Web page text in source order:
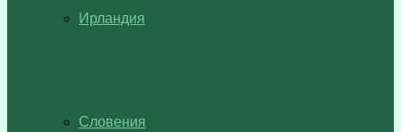
Ирландия
Словения